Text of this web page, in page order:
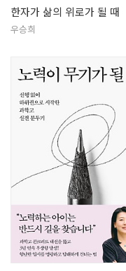
한자가 삶의 위로가 될 때
우승희